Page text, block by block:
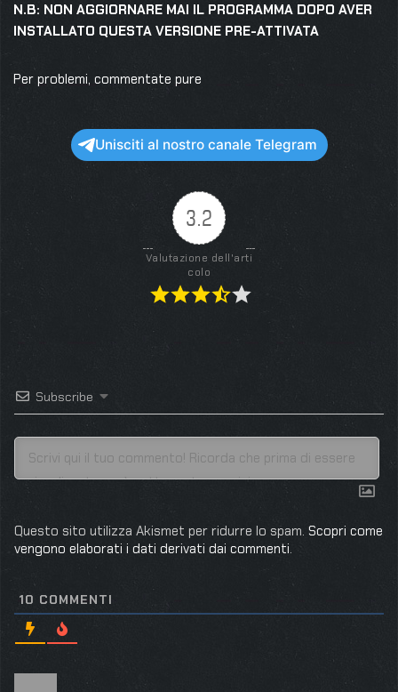
N.B: NON AGGIORNARE MAI IL PROGRAMMA DOPO AVER
INSTALLATO QUESTA VERSIONE PRE-ATTIVATA
Per problemi, commentate pure
Unisciti al nostro canale Telegram
3.2
Valutazione dell'arti
colo
Subscribe
Questo sito utilizza Akismet per ridurre lo spam. Scopri come
vengono elaborati i dati derivati dai commenti.
10 COMMENTI